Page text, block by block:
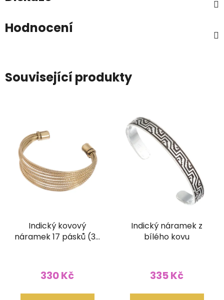
Hodnocení
Související produkty
Indický kovový
náramek 17 pásků (30
330 Kč
Indický náramek z
bílého kovu
335 Kč